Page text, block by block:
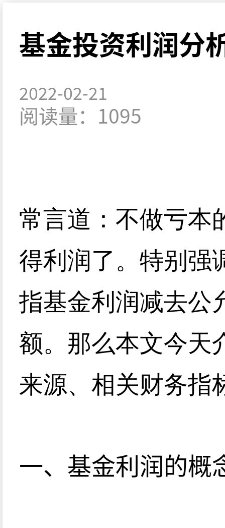
基金投资利润分
2022-02-21
阅读量：1095
常言道：不做亏本
得利润了。特别强
指基金利润减去公
额。那么本文今天
来源、相关财务指
一、基金利润的概